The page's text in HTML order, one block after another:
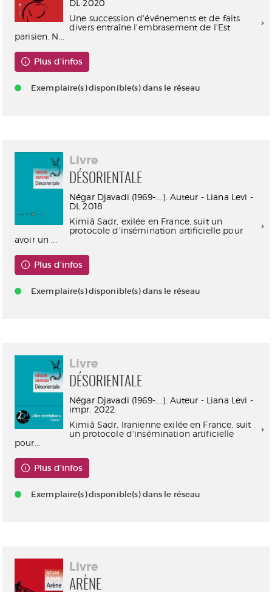
DL 2020
Une succession d'événements et de faits
divers entraîne l'embrasement de l'Est
parisien. N...
Plus d'infos
Exemplaire(s) disponible(s) dans le réseau
Livre
DÉSORIENTALE
Négar Djavadi (1969-....). Auteur - Liana Levi -
DL 2018
Kimiâ Sadr, exilée en France, suit un
protocole d'insémination artificielle pour
avoir un ...
Plus d'infos
Exemplaire(s) disponible(s) dans le réseau
Livre
DÉSORIENTALE
Négar Djavadi (1969-....). Auteur - Liana Levi -
impr. 2022
Kimiâ Sadr, Iranienne exilée en France, suit
un protocole d'insémination artificielle
pour...
Plus d'infos
Exemplaire(s) disponible(s) dans le réseau
Livre
ARÈNE